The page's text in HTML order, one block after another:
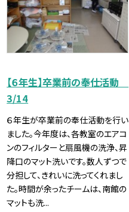
【６年生】卒業前の奉仕活動
3/14
６年生が卒業前の奉仕活動を行い
ました。今年度は、各教室のエアコ
ンのフィルターと扇風機の洗浄、昇
降口のマット洗いです。数人ずつで
分担して、きれいに洗ってくれまし
た。時間が余ったチームは、南館の
マットも洗...